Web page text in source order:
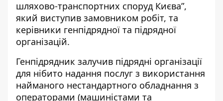
шляхово-транспортних споруд Києва”,
який виступив замовником робіт, та
керівники генпідрядної та підрядної
організацій.
Генпідрядник залучив підрядні організації
для нібито надання послуг з використання
найманого нестандартного обладнання з
операторами (машиністами та